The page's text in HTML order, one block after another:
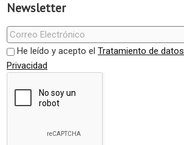
Newsletter
He leído y acepto el Tratamiento de datos
Privacidad